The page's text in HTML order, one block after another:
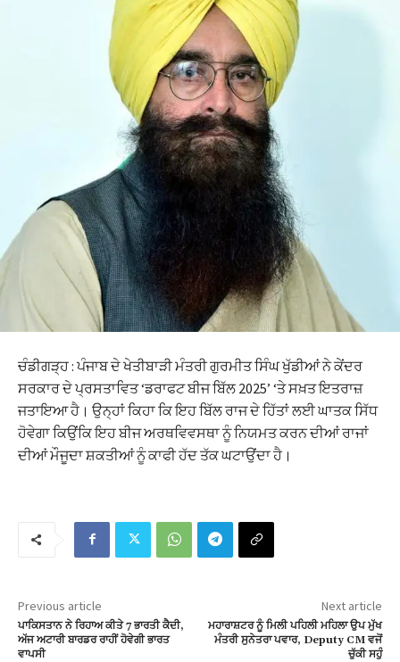
ਚੰਡੀਗੜ੍ਹ : ਪੰਜਾਬ ਦੇ ਖੇਤੀਬਾੜੀ ਮੰਤਰੀ ਗੁਰਮੀਤ ਸਿੰਘ ਖੁੱਡੀਆਂ ਨੇ ਕੇਂਦਰ
ਸਰਕਾਰ ਦੇ ਪ੍ਰਸਤਾਵਿਤ ‘ਡਰਾਫਟ ਬੀਜ ਬਿੱਲ 2025’ ‘ਤੇ ਸਖ਼ਤ ਇਤਰਾਜ਼
ਜਤਾਇਆ ਹੈ। ਉਨ੍ਹਾਂ ਕਿਹਾ ਕਿ ਇਹ ਬਿੱਲ ਰਾਜ ਦੇ ਹਿੱਤਾਂ ਲਈ ਘਾਤਕ ਸਿੱਧ
ਹੋਵੇਗਾ ਕਿਉਂਕਿ ਇਹ ਬੀਜ ਅਰਥਵਿਵਸਥਾ ਨੂੰ ਨਿਯਮਤ ਕਰਨ ਦੀਆਂ ਰਾਜਾਂ
ਦੀਆਂ ਮੌਜੂਦਾ ਸ਼ਕਤੀਆਂ ਨੂੰ ਕਾਫੀ ਹੱਦ ਤੱਕ ਘਟਾਉਂਦਾ ਹੈ।
Previous article
ਪਾਕਿਸਤਾਨ ਨੇ ਰਿਹਾਅ ਕੀਤੇ 7 ਭਾਰਤੀ ਕੈਦੀ,
ਅੱਜ ਅਟਾਰੀ ਬਾਰਡਰ ਰਾਹੀਂ ਹੋਵੇਗੀ ਭਾਰਤ
ਵਾਪਸੀ
Next article
ਮਹਾਰਾਸ਼ਟਰ ਨੂੰ ਮਿਲੀ ਪਹਿਲੀ ਮਹਿਲਾ ਉਪ ਮੁੱਖ
ਮੰਤਰੀ ਸੁਨੇਤਰਾ ਪਵਾਰ, Deputy CM ਵਜੋਂ
ਚੁੱਕੀ ਸਹੁੰ